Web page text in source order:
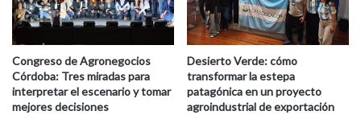
Congreso de Agronegocios
Córdoba: Tres miradas para
interpretar el escenario y tomar
mejores decisiones
Desierto Verde: cómo
transformar la estepa
patagónica en un proyecto
agroindustrial de exportación